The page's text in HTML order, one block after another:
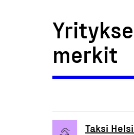
merkit
Taksi